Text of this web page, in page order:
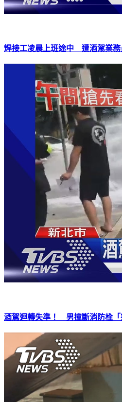
焊接工凌晨上班途中 遭酒駕業務
酒駕迴轉失準！ 男撞斷消防栓「